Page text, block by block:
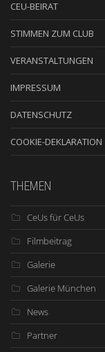
CEU-BEIRAT
STIMMEN ZUM CLUB
VERANSTALTUNGEN
IMPRESSUM
DATENSCHUTZ
COOKIE-DEKLARATION
THEMEN
CeUs für CeUs
Filmbeitrag
Galerie
Galerie München
News
Partner